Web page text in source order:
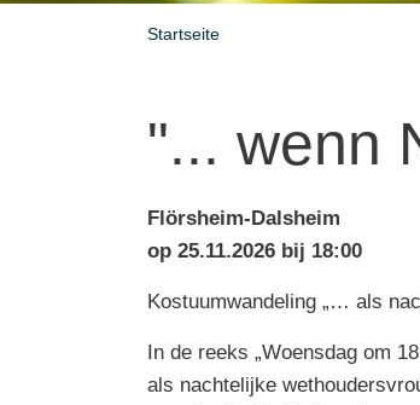
Startseite
"... wenn
Flörsheim-Dalsheim
op 25.11.2026 bij 18:00
Kostuumwandeling „… als
In de reeks „Woensdag om
als nachtelijke